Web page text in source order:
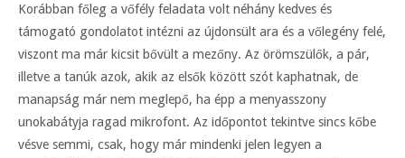
Korábban főleg a vőfély feladata volt néhány kedves és
támogató gondolatot intézni az újdonsült ara és a vőlegény felé,
viszont ma már kicsit bővült a mezőny. Az örömszülők, a pár,
illetve a tanúk azok, akik az elsők között szót kaphatnak, de
manapság már nem meglepő, ha épp a menyasszony
unokabátyja ragad mikrofont. Az időpontot tekintve sincs kőbe
vésve semmi, csak, hogy már mindenki jelen legyen a